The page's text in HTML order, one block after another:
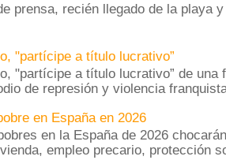
prensa, recién llegado de la playa
"partícipe a título lucrativo”
"partícipe a título lucrativo” de una
de represión y violencia
en España en 2026
en la España de 2026
empleo precario, protección